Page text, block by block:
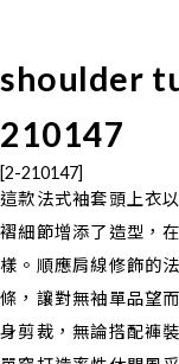
shoulder
210147
[2-210147]
這款法式袖套頭上衣
褶細節增添了造型，
樣。順應肩線修飾的
條，讓對無袖單品望
身剪裁，無論搭配褲